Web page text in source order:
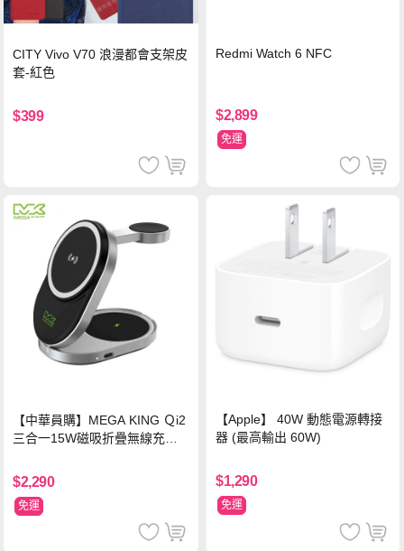
CITY Vivo V70 浪漫都會支架皮
套-紅色
$399
Redmi Watch 6 NFC
$2,899
免運
【中華員購】MEGA KING Ｑi2
三合一15W磁吸折疊無線充電
$2,290
免運
【Apple】 40W 動態電源轉接
器 (最高輸出 60W)
$1,290
免運